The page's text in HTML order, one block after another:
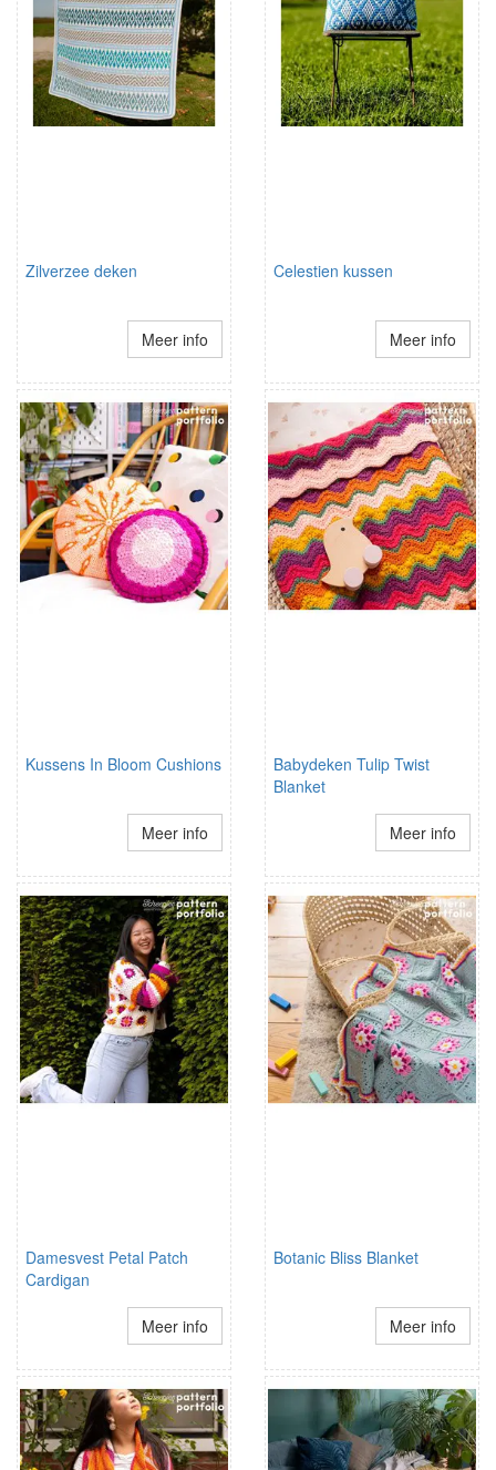
Zilverzee deken
Meer info
Celestien kussen
Meer info
Kussens In Bloom Cushions
Meer info
Babydeken Tulip Twist
Blanket
Meer info
Damesvest Petal Patch
Cardigan
Meer info
Botanic Bliss Blanket
Meer info